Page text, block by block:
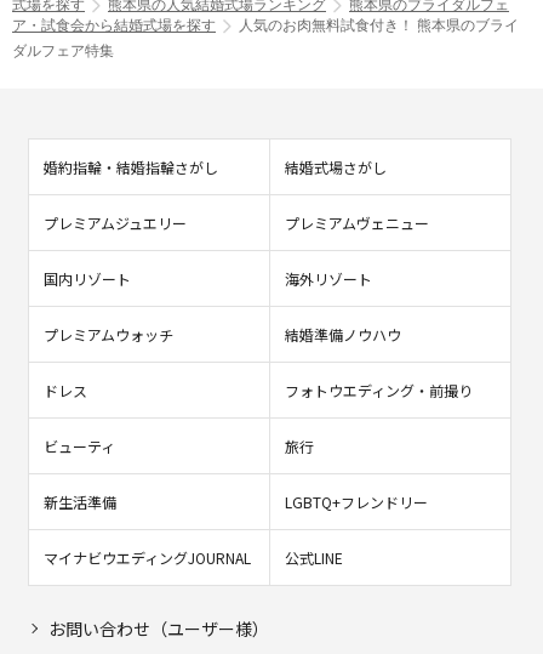
式場を探す
熊本県の人気結婚式場ランキング
熊本県のブライダルフェ
ア・試食会から結婚式場を探す
人気のお肉無料試食付き！ 熊本県のブライ
ダルフェア特集
婚約指輪・結婚指輪さがし 結婚式場さがし
プレミアムジュエリー プレミアムヴェニュー
国内リゾート 海外リゾート
プレミアムウォッチ 結婚準備ノウハウ
ドレス フォトウエディング・前撮り
ビューティ 旅行
新生活準備 LGBTQ+フレンドリー
マイナビウエディングJOURNAL 公式LINE
お問い合わせ（ユーザー様）